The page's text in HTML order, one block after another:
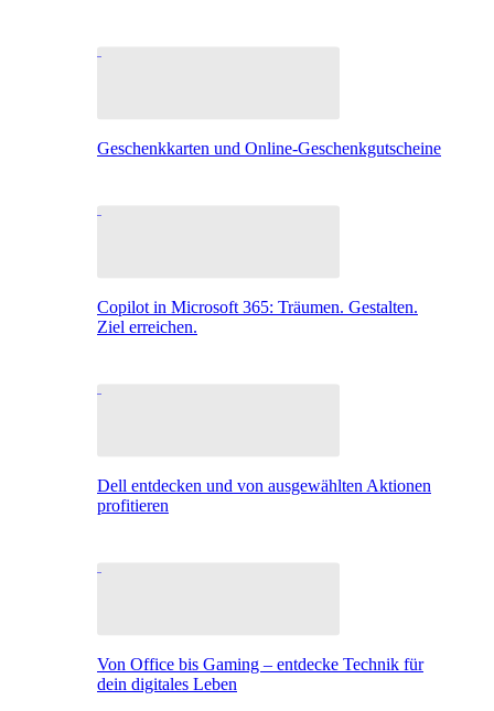
Geschenkkarten und Online-Geschenkgutscheine
Copilot in Microsoft 365: Träumen. Gestalten.
Ziel erreichen.
Dell entdecken und von ausgewählten Aktionen
profitieren
Von Office bis Gaming – entdecke Technik für
dein digitales Leben